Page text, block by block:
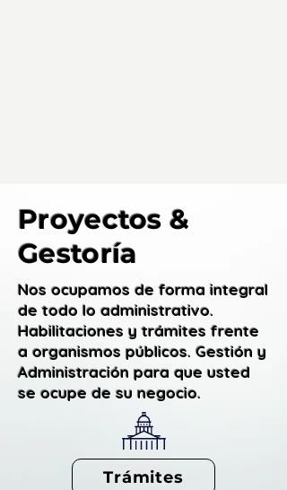
Proyectos &
Gestoría
Nos ocupamos de forma integral
de todo lo administrativo.
Habilitaciones y trámites frente
a organismos públicos. Gestión y
Administración para que usted
se ocupe de su negocio.
Trámites